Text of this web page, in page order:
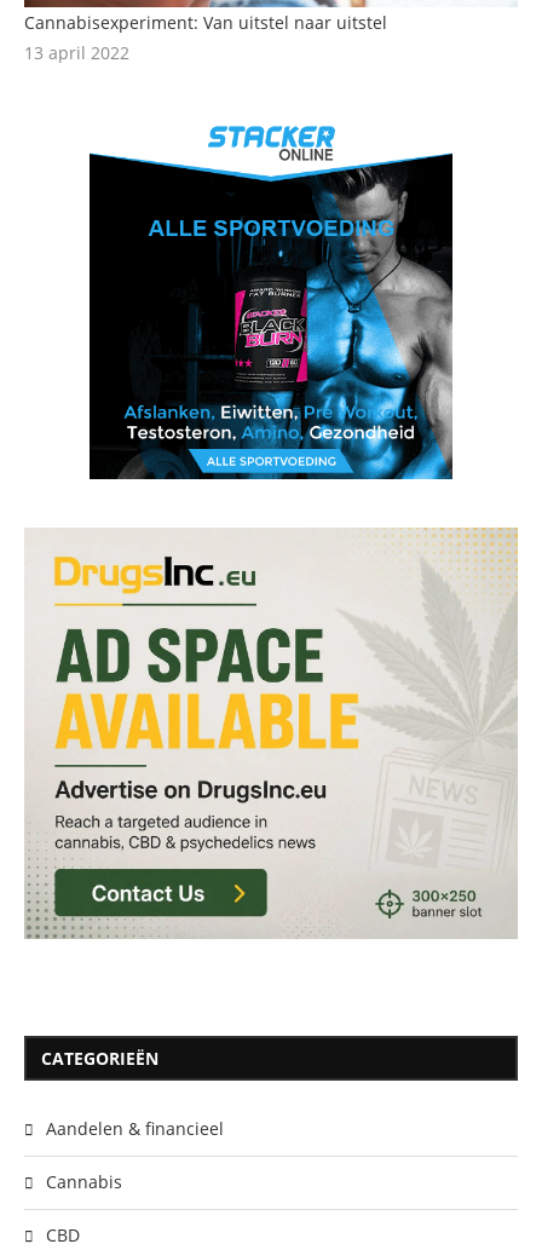
Cannabisexperiment: Van uitstel naar uitstel
13 april 2022
CATEGORIEËN
Aandelen & financieel
Cannabis
CBD